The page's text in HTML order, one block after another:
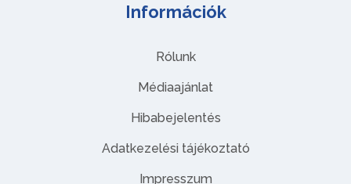
Információk
Rólunk
Médiaajánlat
Hibabejelentés
Adatkezelési tájékoztató
Impresszum